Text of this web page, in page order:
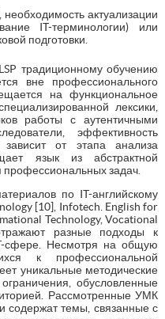
актуализации
IT-терминологии) или
подготовки.
традиционному обучению
вне профессионального
на функциональное
лексики,
работы с аутентичными
эффективность
от этапа анализа
язык из абстрактной
задач.
по IT-английскому
[10], Infotech. English for
Technology, Vocational
разные подходы к
сфере. Несмотря на общую
к профессиональной
уникальные методические
обусловленные
Рассмотренные УМК
содержат темы, связанные с